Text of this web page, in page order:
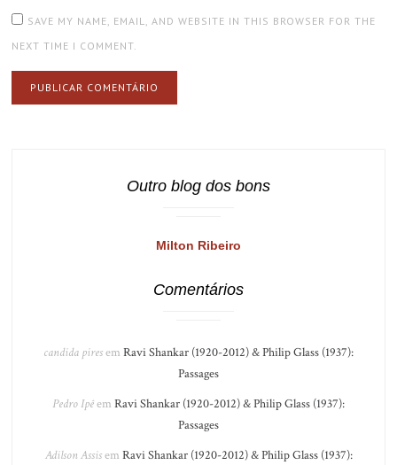
SAVE MY NAME, EMAIL, AND WEBSITE IN THIS BROWSER FOR THE
NEXT TIME I COMMENT.
Outro blog dos bons
Milton Ribeiro
Comentários
candida piresem Ravi Shankar (1920-2012) & Philip Glass (1937):
Passages
Pedro Ipêem Ravi Shankar (1920-2012) & Philip Glass (1937):
Passages
Adilson Assisem Ravi Shankar (1920-2012) & Philip Glass (1937):